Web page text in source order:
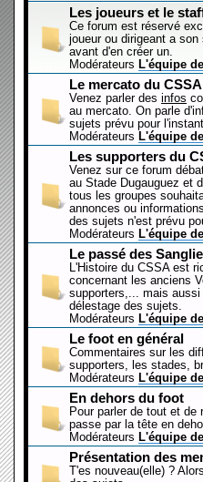
Les joueurs et le
Ce forum est réservé
joueur ou dirigeant a
avant d'en créer un.
Modérateurs L'équipe
Le mercato du CSSA
Venez parler des infos
au mercato. On parle
sujets prévu pour l'instant.
Modérateurs L'équipe
Les supporters du
Venez sur ce forum
au Stade Dugauguez et
tous les groupes
annonces ou
des sujets n'est prévu
Modérateurs L'équipe
Le passé des
L'Histoire du CSSA est
concernant les anciens
supporters,... mais
délestage des sujets.
Modérateurs L'équipe
Le foot en général
Commentaires sur les
supporters, les stades,
Modérateurs L'équipe
En dehors du foot
Pour parler de tout et
passe par la tête en
Modérateurs L'équipe
Présentation des
T'es nouveau(elle) ?